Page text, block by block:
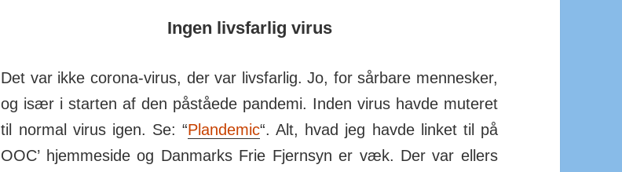
Ingen livsfarlig virus
Det var ikke corona-virus, der var livs­farlig. Jo, for sår­bare men­nesker,
og især i starten af den på­ståede pan­demi. Inden virus havde mu­teret
til normal virus igen. Se: “Plandemic“. Alt, hvad jeg havde linket til på
OOC’ hjem­me­side og Dan­marks Frie Fjernsyn er væk. Der var ellers